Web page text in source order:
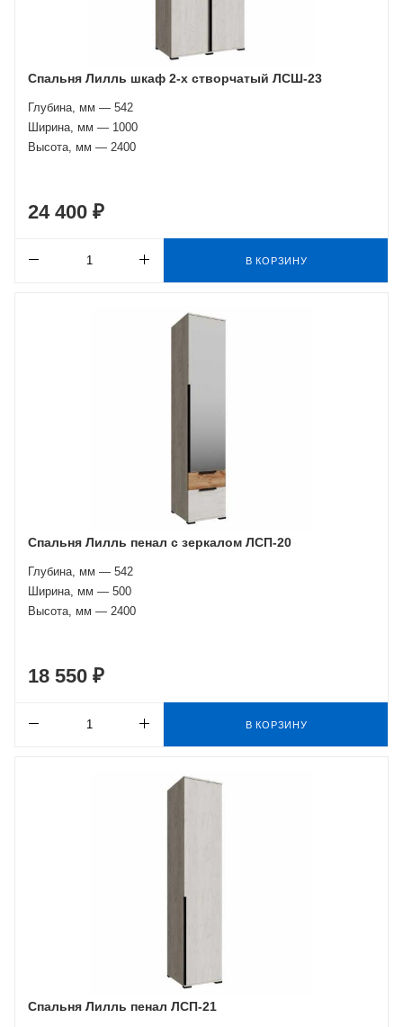
Спальня Лилль шкаф 2-х створчатый ЛСШ-23
Глубина, мм — 542
Ширина, мм — 1000
Высота, мм — 2400
24 400 ₽
В КОРЗИНУ
Спальня Лилль пенал с зеркалом ЛСП-20
Глубина, мм — 542
Ширина, мм — 500
Высота, мм — 2400
18 550 ₽
В КОРЗИНУ
Спальня Лилль пенал ЛСП-21